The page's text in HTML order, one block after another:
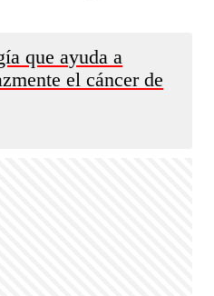
que ayuda a
el cáncer de